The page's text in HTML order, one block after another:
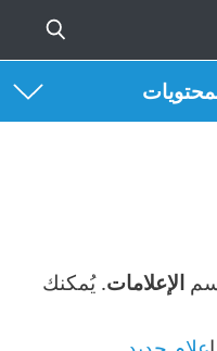
الإعلامات. يُمكنك